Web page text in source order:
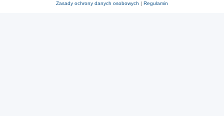
Zasady ochrony danych osobowych | Regulamin